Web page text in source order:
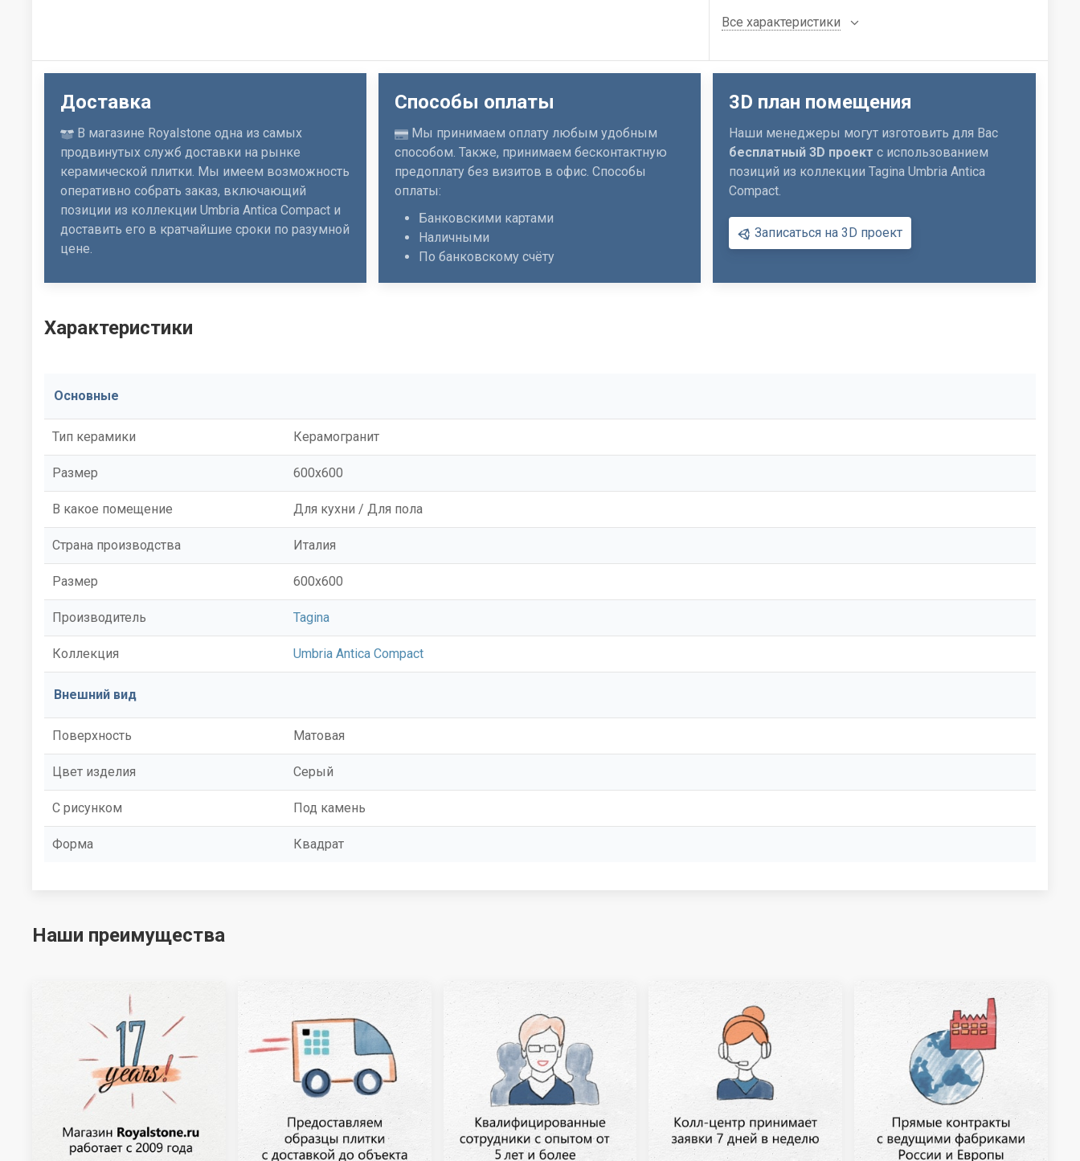
Все характеристики
Доставка
В магазине Royalstone одна из самых
продвинутых служб доставки на рынке
керамической плитки. Мы имеем возможность
оперативно собрать заказ, включающий
позиции из коллекции Umbria Antica Compact и
доставить его в кратчайшие сроки по разумной
цене.
Способы оплаты
Мы принимаем оплату любым удобным
способом. Также, принимаем бесконтактную
предоплату без визитов в офис. Способы
оплаты:
Банковскими картами
Наличными
По банковскому счёту
3D план помещения
Наши менеджеры могут изготовить для Вас
бесплатный 3D проект с использованием
позиций из коллекции Tagina Umbria Antica
Compact.
Записаться на 3D проект
Характеристики
Основные
Тип керамики Керамогранит
Размер 600x600
В какое помещение Для кухни / Для пола
Страна производства Италия
Размер 600x600
Производитель Tagina
Коллекция Umbria Antica Compact
Внешний вид
Поверхность Матовая
Цвет изделия Серый
С рисунком Под камень
Форма Квадрат
Наши преимущества